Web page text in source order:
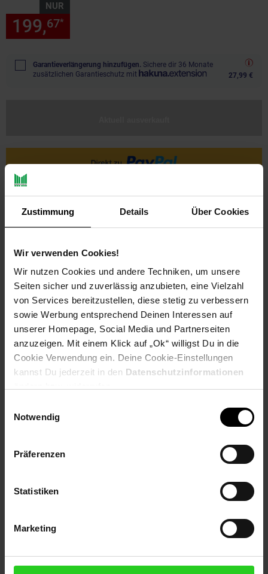
Zustimmung Details Über Cookies
Wir verwenden Cookies!
Wir nutzen Cookies und andere Techniken, um unsere
Seiten sicher und zuverlässig anzubieten, eine Vielzahl
von Services bereitzustellen, diese stetig zu verbessern
sowie Werbung entsprechend Deinen Interessen auf
unserer Homepage, Social Media und Partnerseiten
anzuzeigen. Mit einem Klick auf „Ok“ willigst Du in die
Cookie Verwendung ein. Deine Cookie-Einstellungen
kannst Du jederzeit in den Datenschutzinformationen
Notwendig
Präferenzen
Statistiken
Marketing
NUR
199,67*
Garantieverlängerung hinzufügen. Sichere dir 36 Monate
zusätzlichen Garantieschutz mit
27,99 €
PAYBACK
Payback Punkte Basis°Punkte:
99
Extra°Punkte:
0
Produktbeschreibung
Der Razer Opus ist unser kabelloser Kopfhörer mit THX®
Zertifikat und modernster Aktiver Rauschunterdrückung (ANC).
Artikel gehört zur Kategorie: